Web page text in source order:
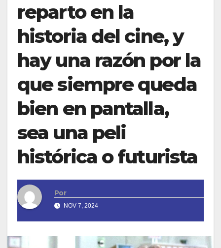
reparto en la
historia del cine, y
hay una razón por la
que siempre queda
bien en pantalla,
sea una peli
histórica o futurista
Por
NOV 7, 2024